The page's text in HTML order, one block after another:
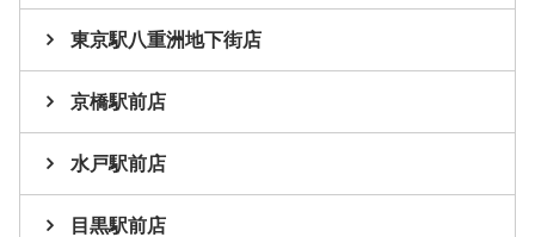
東京駅八重洲地下街店
京橋駅前店
水戸駅前店
目黒駅前店